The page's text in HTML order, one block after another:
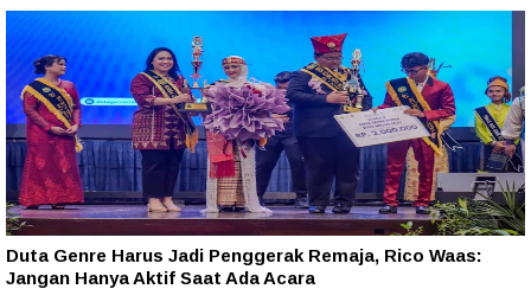
Duta Genre Harus Jadi Penggerak Remaja, Rico Waas:
Jangan Hanya Aktif Saat Ada Acara